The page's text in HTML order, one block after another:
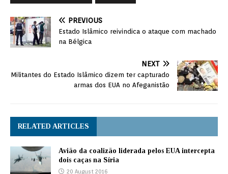
PREVIOUS
Estado Islâmico reivindica o ataque com machado
na Bélgica
NEXT
Militantes do Estado Islâmico dizem ter capturado
armas dos EUA no Afeganistão
RELATED ARTICLES
Avião da coalizão liderada pelos EUA intercepta
dois caças na Síria
20 August 2016